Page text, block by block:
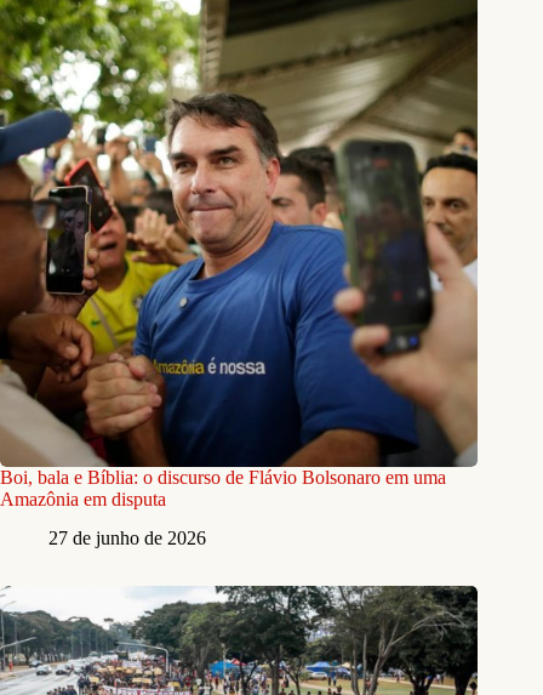
Boi, bala e Bíblia: o discurso de Flávio Bolsonaro em uma
Amazônia em disputa
27 de junho de 2026